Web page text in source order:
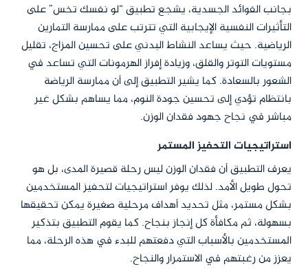
بجانب الفوائد الجسدية، يشجع تطبيق “لو نفسك تخس” على
التأثيرات النفسية الإيجابية التي تترتب على ممارسة التمارين
الرياضية. حيث يساعد النشاط البدني على تحسين المزاج، تقليل
مستويات التوتر والقلق، وزيادة إفراز الهرمونات التي تساعد في
الشعور بالسعادة. كما يشير التطبيق إلى أن ممارسة الرياضة
بانتظام تؤدي إلى تحسين جودة النوم، مما يساهم بشكل غير
مباشر في نجاح جهود فقدان الوزن.
استراتيجيات التحفيز المستمر
يعرف التطبيق أن فقدان الوزن ليس رحلة قصيرة المدى، بل هو
تحول طويل الأمد. لذلك يوفر استراتيجيات لتحفيز المستخدمين
بشكل مستمر، مثل تحديد أهداف مرحلية صغيرة يمكن تحقيقها
بسهولة، ثم مكافأة كل إنجاز بنجاح. كما يقوم التطبيق بتذكير
المستخدمين بالأسباب التي دفعتهم للبدء في هذه الرحلة، مما
يعزز من رغبتهم في الاستمرار والنجاح.